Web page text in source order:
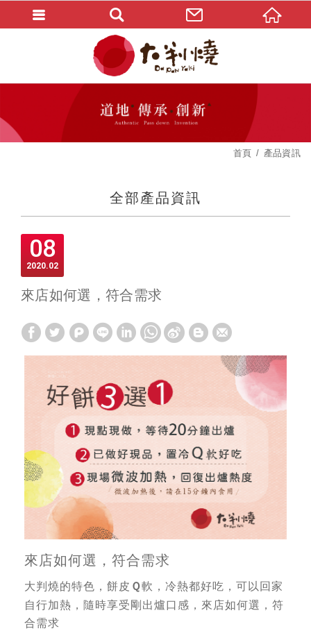
首頁 產品資訊
全部產品資訊
08
02
2020
來店如何選，符合需求
來店如何選，符合需求
大判燒的特色，餅皮 Ｑ軟，冷熱都好吃，可以回家
自行加熱，隨時享受剛出爐口感，來店如何選，符
合需求